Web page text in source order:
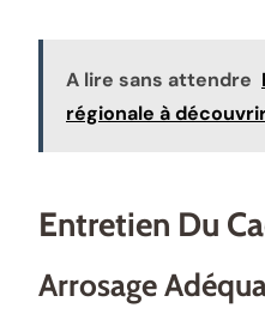
A lire sans attendre
régionale à
Entretien Du
Arrosage